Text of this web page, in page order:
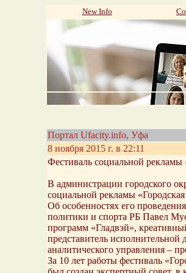
New Info
Портал Ufacity.info, Уфа
8 ноября 2015 г. в 22:11
Фестиваль социальной рекламы
В администрации городского
социальной рекламы «Городская
Об особенностях его
политики и спорта РБ Павел
программ «Гладвэй»,
представитель
аналитического управления –
За 10 лет работы фестиваль